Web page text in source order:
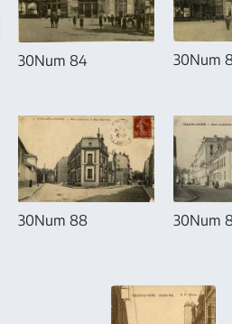
30Num 84 30Num
30Num 88 30Num